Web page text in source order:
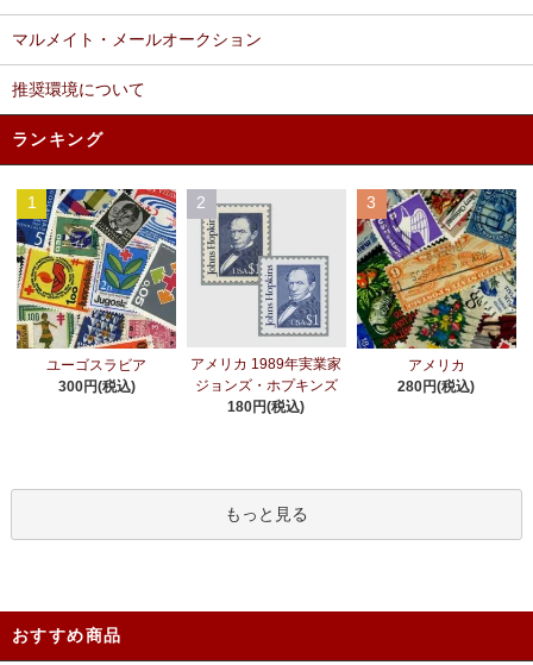
マルメイト・メールオークション
推奨環境について
ランキング
1
ユーゴスラビア
300円(税込)
2
アメリカ 1989年実業家
ジョンズ・ホプキンズ
180円(税込)
3
アメリカ
280円(税込)
もっと見る
おすすめ商品